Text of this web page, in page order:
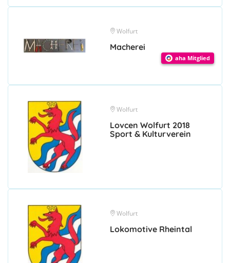
Wolfurt
Macherei
aha Mitglied
Wolfurt
Lovcen Wolfurt 2018
Sport & Kulturverein
Wolfurt
Lokomotive Rheintal